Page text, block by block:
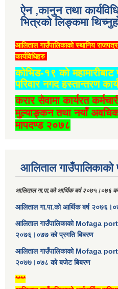
ऐन ,कानुन तथा
भित्रको लिङ्कमा
आलिताल गाउँपालिकाको स्थानिय
कार्यविधिहरु
कोभिड-१९ को महामारीबाट
परिवार नगद हस्तान्तरण
करार सेवामा कार्यरत
मुल्याङ्कन तथा नयाँ
मापदण्ड २०७८
आलिताल गाउँपालिकाको
आलिताल गा.पा.को आर्थिक बर्ष २०७५।०७६ को
आलिताल गा.पा.को आर्थिक बर्ष
आलिताल गाउँपालिकाको Mofaga
२०७६।०७७ को प्रगति बिबरण
आलिताल गाउँपालिकाको Mofaga
२०७७।०७८ को बजेट बिबरण
****